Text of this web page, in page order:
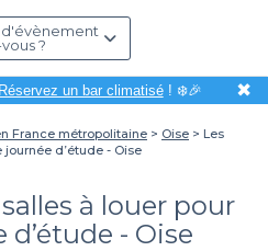
?
Réservez un bar climatisé! ❄️🎉 ✖
France métropolitaine Oise
Les
d’étude - Oise
à louer pour
- Oise